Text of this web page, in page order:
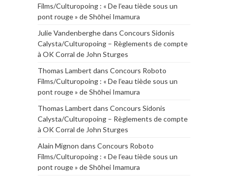
Films/Culturopoing : « De l’eau tiède sous un
pont rouge » de Shōhei Imamura
Julie Vandenberghedans Concours Sidonis
Calysta/Culturopoing – Règlements de compte
à OK Corral de John Sturges
Thomas Lambert dans Concours Roboto
Films/Culturopoing : « De l’eau tiède sous un
pont rouge » de Shōhei Imamura
Thomas Lambert dans Concours Sidonis
Calysta/Culturopoing – Règlements de compte
à OK Corral de John Sturges
Alain Mignon dans Concours Roboto
Films/Culturopoing : « De l’eau tiède sous un
pont rouge » de Shōhei Imamura